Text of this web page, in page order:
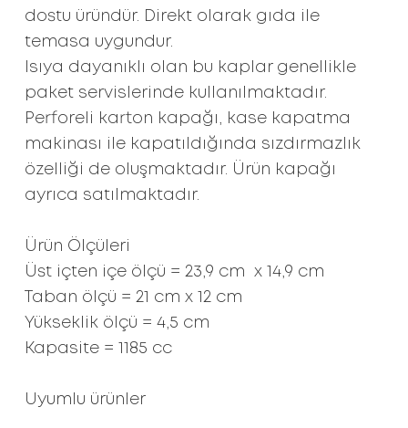
dostu üründür. Direkt olarak gıda ile
temasa uygundur.
Isıya dayanıklı olan bu kaplar genellikle
paket servislerinde kullanılmaktadır.
Perforeli karton kapağı, kase kapatma
makinası ile kapatıldığında sızdırmazlık
özelliği de oluşmaktadır. Ürün kapağı
ayrıca satılmaktadır.
Ürün Ölçüleri
Üst içten içe ölçü = 23,9 cm x 14,9 cm
Taban ölçü = 21 cm x 12 cm
Yükseklik ölçü = 4,5 cm
Kapasite = 1185 cc
Uyumlu ürünler